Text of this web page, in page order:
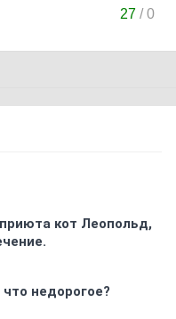
27 /0
кот Леопольд,
недорогое?